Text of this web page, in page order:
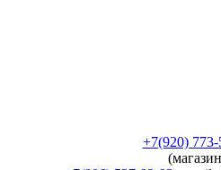
+7(920) 773-